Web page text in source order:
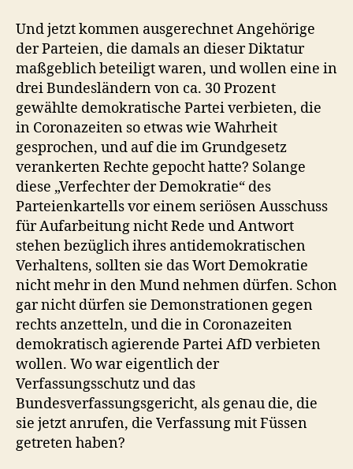
Und jetzt kommen ausgerechnet Angehörige
der Parteien, die damals an dieser Diktatur
maßgeblich beteiligt waren, und wollen eine in
drei Bundesländern von ca. 30 Prozent
gewählte demokratische Partei verbieten, die
in Coronazeiten so etwas wie Wahrheit
gesprochen, und auf die im Grundgesetz
verankerten Rechte gepocht hatte? Solange
diese „Verfechter der Demokratie“ des
Parteienkartells vor einem seriösen Ausschuss
für Aufarbeitung nicht Rede und Antwort
stehen bezüglich ihres antidemokratischen
Verhaltens, sollten sie das Wort Demokratie
nicht mehr in den Mund nehmen dürfen. Schon
gar nicht dürfen sie Demonstrationen gegen
rechts anzetteln, und die in Coronazeiten
demokratisch agierende Partei AfD verbieten
wollen. Wo war eigentlich der
Verfassungsschutz und das
Bundesverfassungsgericht, als genau die, die
sie jetzt anrufen, die Verfassung mit Füssen
getreten haben?